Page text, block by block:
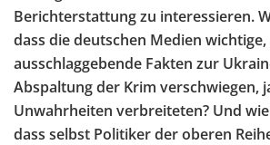
Berichterstattung zu interessieren.
dass die deutschen Medien wichtige,
ausschlaggebende Fakten zur
Abspaltung der Krim verschwiegen,
Unwahrheiten verbreiteten? Und
dass selbst Politiker der oberen